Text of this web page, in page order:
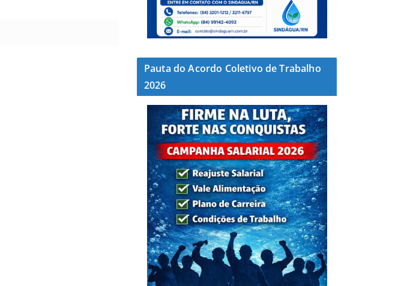
Pauta do Acordo Coletivo de Trabalho
2026